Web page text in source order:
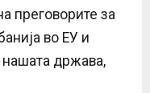
преговорите за
во ЕУ и
држава,